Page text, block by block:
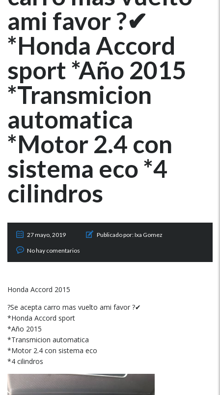
ami favor ?✔
*Honda Accord
sport *Año 2015
*Transmicion
automatica
*Motor 2.4 con
sistema eco *4
cilindros
27 mayo, 2019 Publicado por:Ixa Gomez
No hay comentarios
Honda Accord 2015
?Se acepta carro mas vuelto ami favor ?✔
*Honda Accord sport
*Año 2015
*Transmicion automatica
*Motor 2.4 con sistema eco
*4 cilindros